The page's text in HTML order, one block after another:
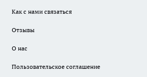
Как с нами связаться
Отзывы
О нас
Пользовательское соглашение